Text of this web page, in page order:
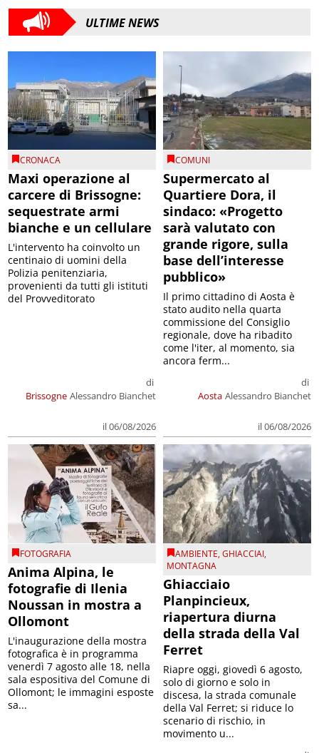
ULTIME NEWS
CRONACA
Maxi operazione al
carcere di Brissogne:
sequestrate armi
bianche e un cellulare
Brissogne
di
Alessandro Bianchet
il 06/08/2026
L'intervento ha coinvolto un
centinaio di uomini della
Polizia penitenziaria,
provenienti da tutti gli istituti
del Provveditorato
COMUNI
Supermercato al
Quartiere Dora, il
sindaco: «Progetto
sarà valutato con
grande rigore, sulla
base dell’interesse
pubblico»
Aosta
di
Alessandro Bianchet
il 06/08/2026
Il primo cittadino di Aosta è
stato audito nella quarta
commissione del Consiglio
regionale, dove ha ribadito
come l'iter, al momento, sia
ancora ferm...
FOTOGRAFIA
Anima Alpina, le
fotografie di Ilenia
Noussan in mostra a
Ollomont
L'inaugurazione della mostra
fotografica è in programma
venerdì 7 agosto alle 18, nella
sala espositiva del Comune di
Ollomont; le immagini esposte
sa...
AMBIENTE,GHIACCIAI,
MONTAGNA
Ghiacciaio
Planpincieux,
riapertura diurna
della strada della Val
Ferret
Riapre oggi, giovedì 6 agosto,
solo di giorno e solo in
discesa, la strada comunale
della Val Ferret; si riduce lo
scenario di rischio, in
movimento u...